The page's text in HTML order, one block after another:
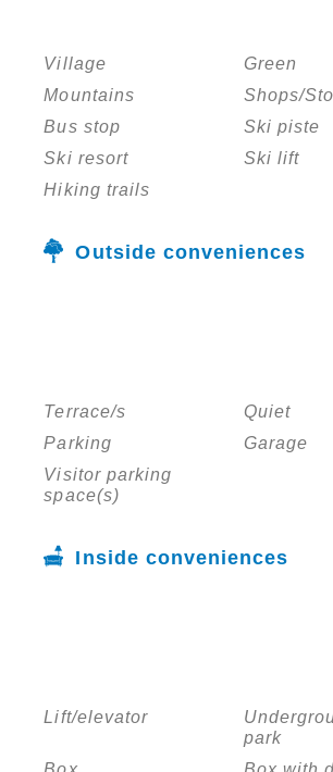
Village
Green
Mountains
Shops/
Bus stop
Ski piste
Ski resort
Ski lift
Hiking trails
Outside conveniences
Terrace/s
Quiet
Parking
Garage
Visitor parking
space(s)
Inside conveniences
Lift/elevator
park